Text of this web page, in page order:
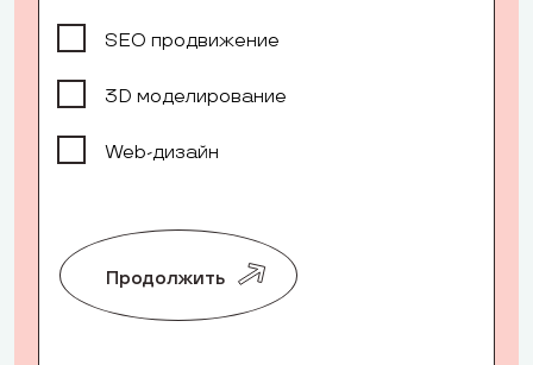
SEO продвижение
3D моделирование
Web-дизайн
Продолжить